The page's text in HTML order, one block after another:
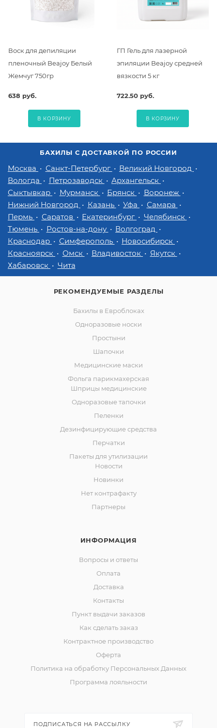
Воск для депиляции
пленочный Beajoy Белый
Жемчуг 750гр
638 руб.
В КОРЗИНУ
ГП Гель для лазерной
эпиляции Beajoy средней
вязкости 5 кг
722.50 руб.
В КОРЗИНУ
БАХИЛЫ С ДОСТАВКОЙ ПО РОССИИ
Москва Санкт-Петербург
Великий Новгород
Вологда
Петрозаводск
Архангельск
Сыктывкар
Мурманск Брянск
Воронеж
Нижний Новгород
Казань Уфа
Самара
Пермь
Саратов Екатеринбург
Челябинск
Тюмень
Ростов-на-дону
Волгоград
Краснодар
Симферополь
Новосибирск
Красноярск
Омск Владивосток
Якутск
Хабаровск
Чита
РЕКОМЕНДУЕМЫЕ РАЗДЕЛЫ
Бахилы в Евроблоках
Одноразовые носки
Простыни
Шапочки
Медицинские маски
Фольга парикмахерская
Шприцы медицинские
Одноразовые тапочки
Пеленки
Дезинфицирующие средства
Перчатки
Пакеты для утилизации
Новости
Новинки
Нет контрафакту
Партнеры
ИНФОРМАЦИЯ
Вопросы и ответы
Оплата
Доставка
Контакты
Пункт выдачи заказов
Как сделать заказ
Контрактное производство
Оферта
Политика на обработку Персональных Данных
Программа лояльности
ПОДПИСАТЬСЯ НА РАССЫЛКУ